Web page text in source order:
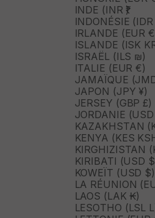
INDE (INR ₹)
INDONÉSIE (IDR
IRLANDE (EUR
ISLANDE (ISK
ISRAËL (ILS ₪)
ITALIE (EUR €)
JAMAÏQUE
JAPON (JPY ¥)
JERSEY (GBP £)
JORDANIE
KAZAKHSTAN
KENYA (KES
KIRGHIZISTAN
KIRIBATI (USD
KOWEÏT (USD $)
LA RÉUNION
LAOS (LAK ₭)
LESOTHO (LSL